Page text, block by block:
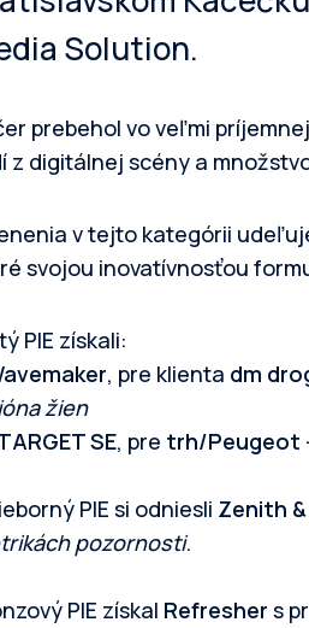
Solution.
prebehol vo veľmi
z digitálnej scény a
v tejto kategórii
svojou inovatívnosťou
PIE získali:
, pre klienta dm
žien
SE, pre trh/Peugeot
PIE si odniesli Zenith
pozornosti.
PIE získal Refresher s